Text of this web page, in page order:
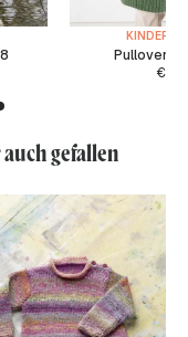
Pullover -
€
gefallen